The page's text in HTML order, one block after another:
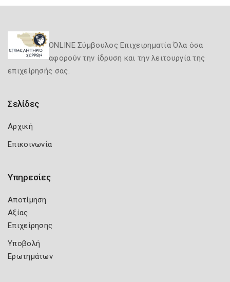
ONLINE Σύμβουλος Επιχειρηματία Όλα όσα
αφορούν την ίδρυση και την λειτουργία της
επιχείρησής σας.
Σελίδες
Αρχική
Επικοινωνία
Υπηρεσίες
Αποτίμηση
Αξίας
Επιχείρησης
Υποβολή
Ερωτημάτων